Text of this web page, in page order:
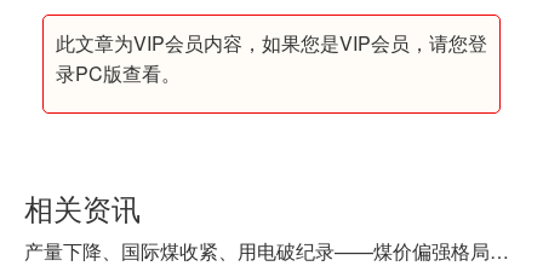
此文章为VIP会员内容，如果您是VIP会员，请您登
录PC版查看。
相关资讯
产量下降、国际煤收紧、用电破纪录——煤价偏强格局还在延续